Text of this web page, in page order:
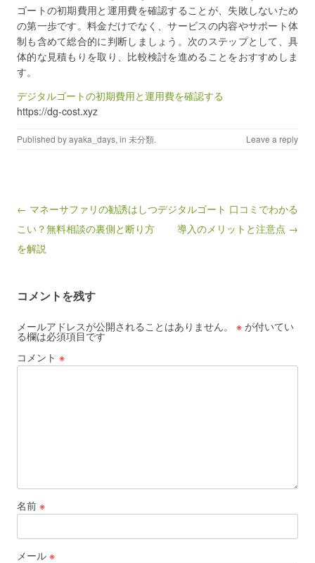
ゴートの初期費用と運用費を確認することが、失敗しないため
の第一歩です。料金だけでなく、サービスの内容やサポート体
制も含めて総合的に判断しましょう。次のステップとして、具
体的な見積もりを取り、比較検討を進めることをおすすめしま
す。
デジタルゴートの初期費用と運用費を確認する
https://dg-cost.xyz
Published byayaka_days, in 未分類. Leave a reply
Post navigation
← マネーサファリの勧誘はしつ
こい？無料相談の裏側と断り方
を解説
デジタルゴート 口コミでわかる
導入のメリットと注意点 →
コメントを残す
メールアドレスが公開されることはありません。 ※ が付いてい
る欄は必須項目です
コメント ※
名前 ※
メール ※